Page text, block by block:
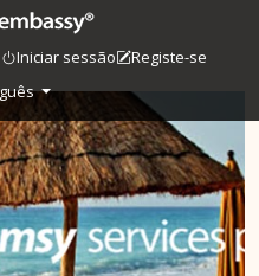
Iniciar sessão
Registe-se